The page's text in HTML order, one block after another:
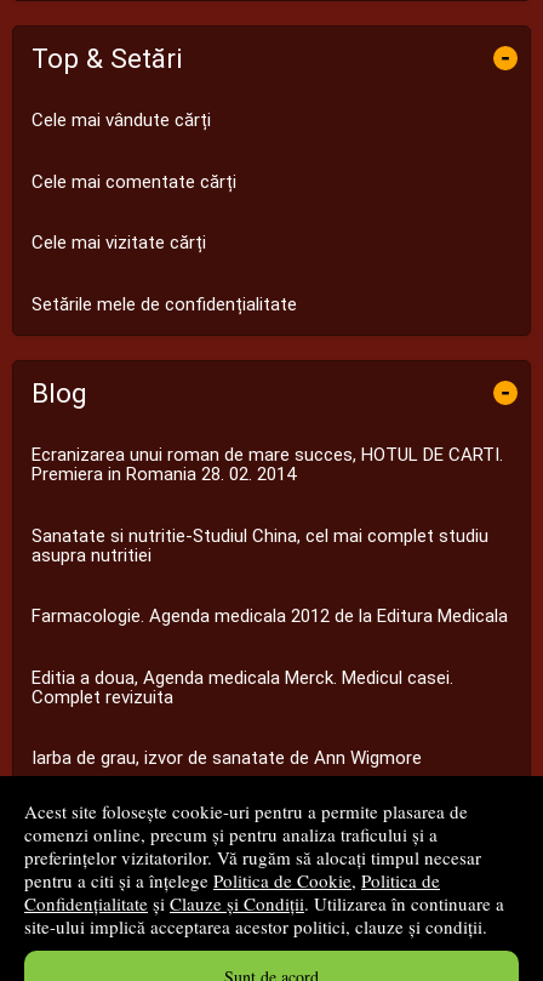
Acest site folosește cookie-uri pentru a permite plasarea de
comenzi online, precum și pentru analiza traficului și a
preferințelor vizitatorilor. Vă rugăm să alocați timpul necesar
pentru a citi și a înțelege Politica de Cookie, Politica de
Confidențialitate și Clauze și Condiții. Utilizarea în continuare a
site-ului implică acceptarea acestor politici, clauze și condiții.
Top & Setări -
Cele mai vândute cărți
Cele mai comentate cărți
Cele mai vizitate cărți
Setările mele de confidențialitate
Blog -
Ecranizarea unui roman de mare succes, HOTUL DE CARTI.
Premiera in Romania 28. 02. 2014
Sanatate si nutritie-Studiul China, cel mai complet studiu
asupra nutritiei
Farmacologie. Agenda medicala 2012 de la Editura Medicala
Editia a doua, Agenda medicala Merck. Medicul casei.
Complet revizuita
Iarba de grau, izvor de sanatate de Ann Wigmore
...toate știrile
© 2008 - 2026S.C. M.G. Net Distribution S.R.L.
Magazin onlinecreat deVital Soft